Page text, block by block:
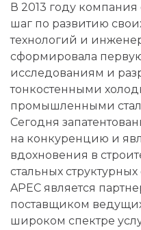
В 2013 году компания
шаг по развитию
технологий и
сформировала
исследованиям и
тонкостенными
промышленными
Сегодня
на конкуренцию и
вдохновения в
стальных структурных
APEC является
поставщиком
широком спектре